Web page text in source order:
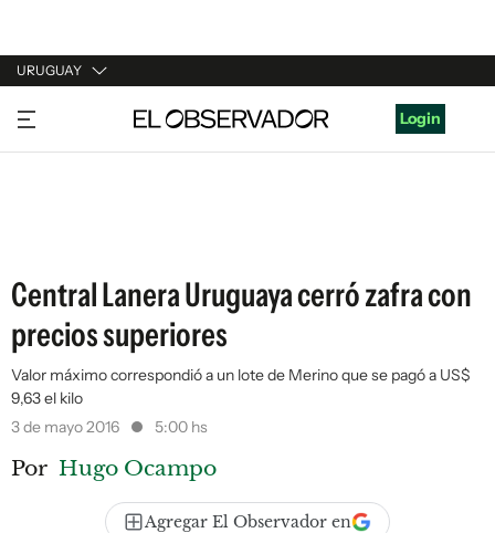
URUGUAY
URUGUAY
ARGENTINA
Login
Central Lanera Uruguaya cerró zafra con
precios superiores
Valor máximo correspondió a un lote de Merino que se pagó a US$
9,63 el kilo
3 de mayo 2016
5:00 hs
Por Hugo Ocampo
Agregar El Observador en